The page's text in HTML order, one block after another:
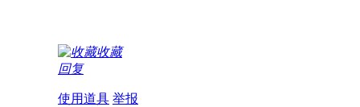
收藏
回复
使用道具 举报